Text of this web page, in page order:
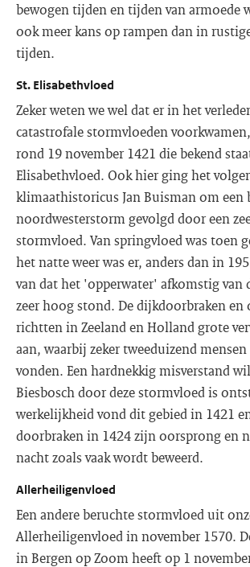
bewogen tijden en tijden van armoede
ook meer kans op rampen dan in
tijden.
St. Elisabethvloed
Zeker weten we wel dat er in het
catastrofale stormvloeden
rond 19 november 1421 die bekend
Elisabethvloed. Ook hier ging het
klimaathistoricus Jan Buisman om een
noordwesterstorm gevolgd door een
stormvloed. Van springvloed was toen
het natte weer was er, anders dan in
van dat het 'opperwater' afkomstig van
zeer hoog stond. De dijkdoorbraken en
richtten in Zeeland en Holland grote
aan, waarbij zeker tweeduizend
vonden. Een hardnekkig misverstand
Biesbosch door deze stormvloed is
werkelijkheid vond dit gebied in 1421
doorbraken in 1424 zijn oorsprong en
nacht zoals vaak wordt beweerd.
Allerheiligenvloed
Een andere beruchte stormvloed uit
Allerheiligenvloed in november 1570.
in Bergen op Zoom heeft op 1